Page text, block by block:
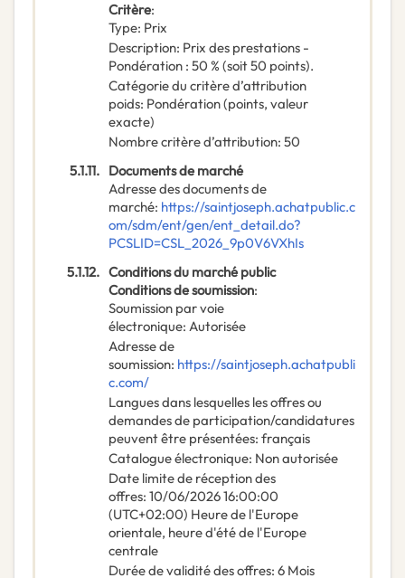
Critère:
Type: Prix
Description: Prix des prestations -
Pondération : 50 % (soit 50 points).
Catégorie du critère d’attribution
poids: Pondération (points, valeur
exacte)
Nombre critère d’attribution: 50
5.1.11. Documents de marché
Adresse des documents de
marché: https://saintjoseph.achatpublic.c
om/sdm/ent/gen/ent_detail.do?
PCSLID=CSL_2026_9p0V6VXhIs
5.1.12. Conditions du marché public
Conditions de soumission:
Soumission par voie
électronique: Autorisée
Adresse de
soumission: https://saintjoseph.achatpubli
c.com/
Langues dans lesquelles les offres ou
demandes de participation/candidatures
peuvent être présentées: français
Catalogue électronique: Non autorisée
Date limite de réception des
offres: 10/06/202616:00:00
(UTC+02:00) Heure de l'Europe
orientale, heure d'été de l'Europe
centrale
Durée de validité des offres: 6 Mois